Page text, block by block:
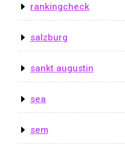
rankingcheck
salzburg
sankt augustin
sea
sem